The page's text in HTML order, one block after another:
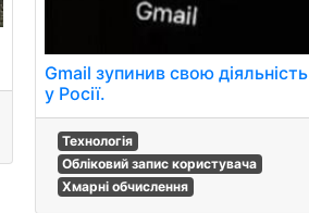
Gmail зупинив свою діяльність
у Росії.
Технологія
Обліковий запис користувача
Хмарні обчислення